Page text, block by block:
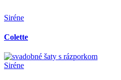
Siréne
Colette
Siréne